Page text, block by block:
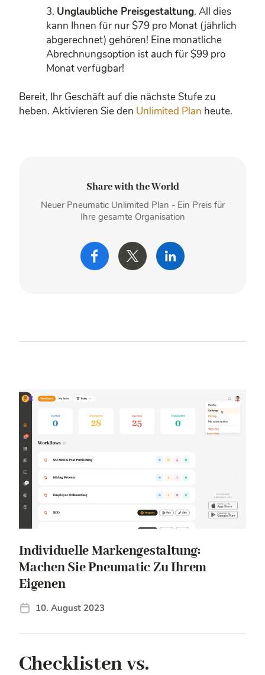
Unglaubliche Preisgestaltung. All dies
kann Ihnen für nur $79 pro Monat (jährlich
abgerechnet) gehören! Eine monatliche
Abrechnungsoption ist auch für $99 pro
Monat verfügbar!
Bereit, Ihr Geschäft auf die nächste Stufe zu
heben. Aktivieren Sie den Unlimited Plan heute.
Share with the World
Neuer Pneumatic Unlimited Plan - Ein Preis für
Ihre gesamte Organisation
Individuelle Markengestaltung:
Machen Sie Pneumatic Zu Ihrem
Eigenen
10. August 2023
Checklisten vs.